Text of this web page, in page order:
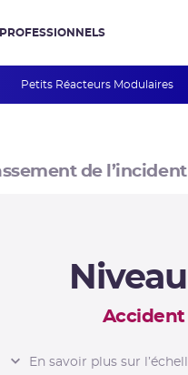
Petits Réacteurs Modulaires
de l’incident
Accident
L’ÉCHELLE ASNR-SFRO
En savoir plus sur